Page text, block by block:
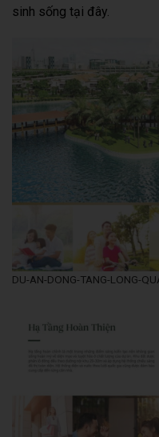
sinh sống tại đây.
DU-AN-DONG-TANG-LONG-